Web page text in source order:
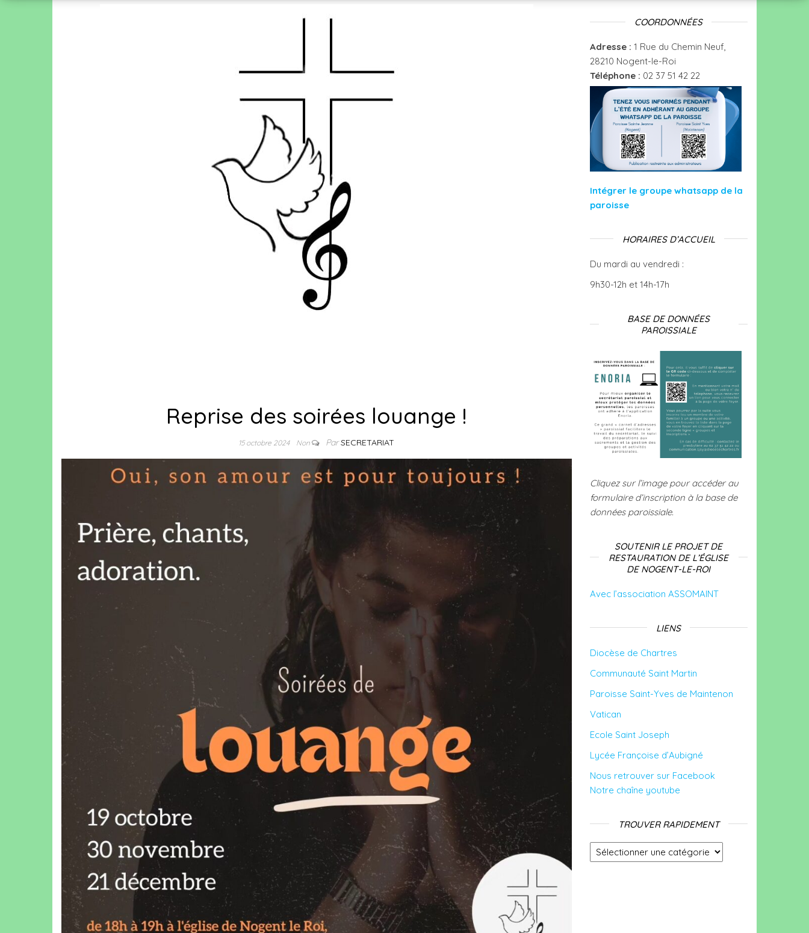
Reprise des soirées louange !
15 octobre 2024 Non ParSECRETARIAT
COORDONNÉES
Adresse : 1 Rue du Chemin Neuf,
28210 Nogent-le-Roi
Téléphone : 02 37 51 42 22
Intégrer le groupe whatsapp de la
paroisse
HORAIRES D’ACCUEIL
Du mardi au vendredi :
9h30-12h et 14h-17h
BASE DE DONNÉES
PAROISSIALE
Cliquez sur l’image pour accéder au
formulaire d’inscription à la base de
données paroissiale.
SOUTENIR LE PROJET DE
RESTAURATION DE L’ÉGLISE
DE NOGENT-LE-ROI
Avec l’association ASSOMAINT
LIENS
Diocèse de Chartres
Communauté Saint Martin
Paroisse Saint-Yves de Maintenon
Vatican
Ecole Saint Joseph
Lycée Françoise d’Aubigné
Nous retrouver sur Facebook
Notre chaîne youtube
TROUVER RAPIDEMENT
Trouver rapidement